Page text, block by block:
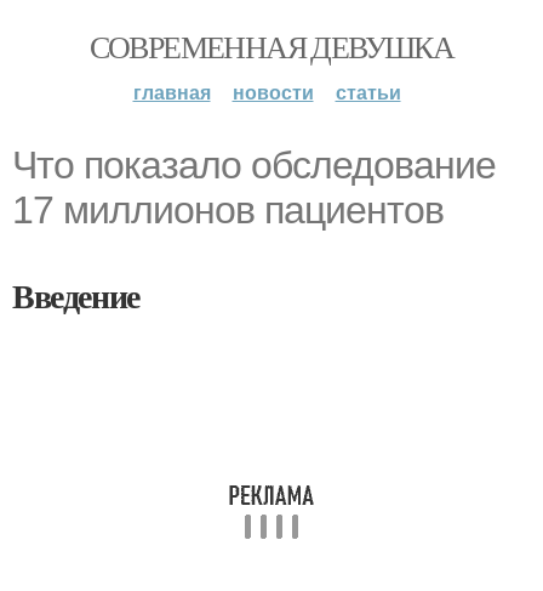
СОВРЕМЕННАЯ ДЕВУШКА
главная новости статьи
Что показало обследование
17 миллионов пациентов
Введение